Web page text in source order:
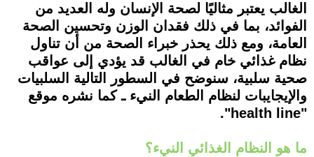
الغالب يعتبر مثاليًا لصحة الإنسان وله العديد من
الفوائد، بما في ذلك فقدان الوزن وتحسين الصحة
العامة، ومع ذلك يحذر خبراء الصحة من أن تناول
نظام غذائي خام في الغالب قد يؤدي إلى عواقب
صحية سلبية، سنوضح في السطور التالية السلبيات
والإيجايبات لنظام الطعام النيء ـ كما نشره موقع
"health line".
ما هو النظام الغذائي النيء؟